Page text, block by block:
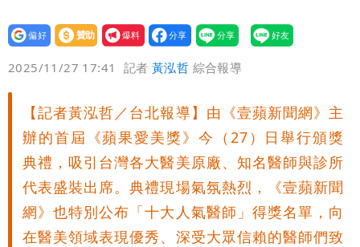
設為
贊助
我要
爆料
2025/11/27 17:41 記者黃泓哲 綜合報導
【記者黃泓哲／台北報導】由《壹蘋新聞網》主
辦的首屆《蘋果愛美獎》今（27）日舉行頒獎
典禮，吸引台灣各大醫美原廠、知名醫師與診所
代表盛裝出席。典禮現場氣氛熱烈，《壹蘋新聞
網》也特別公布「十大人氣醫師」得獎名單，向
在醫美領域表現優秀、深受大眾信賴的醫師們致